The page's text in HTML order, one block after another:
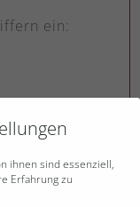
ein:
ihnen sind essenziell,
Erfahrung zu